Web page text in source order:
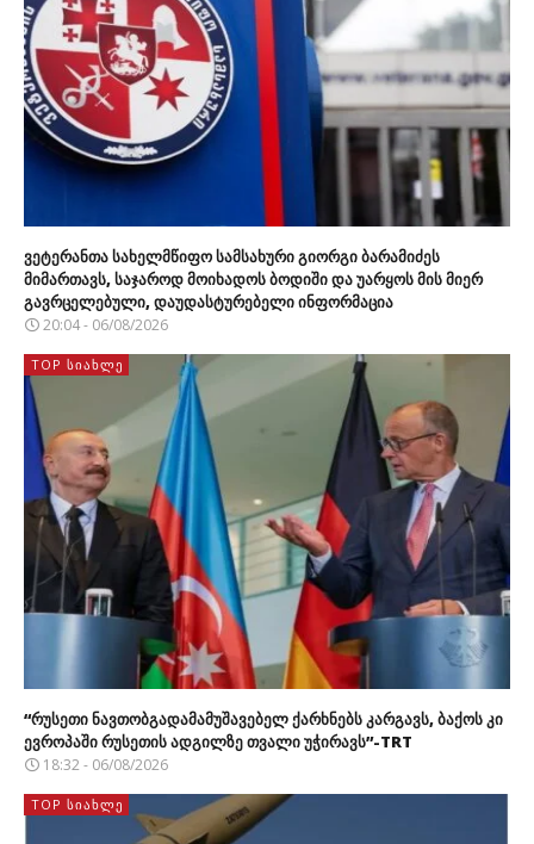
ვეტერანთა სახელმწიფო სამსახური გიორგი ბარამიძეს
მიმართავს, საჯაროდ მოიხადოს ბოდიში და უარყოს მის მიერ
გავრცელებული, დაუდასტურებელი ინფორმაცია
20:04 - 06/08/2026
TOP ᲡᲘᲐᲮᲚᲔ
“რუსეთი ნავთობგადამამუშავებელ ქარხნებს კარგავს, ბაქოს კი
ევროპაში რუსეთის ადგილზე თვალი უჭირავს”-TRT
18:32 - 06/08/2026
TOP ᲡᲘᲐᲮᲚᲔ